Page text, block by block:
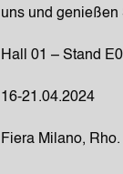
uns und genießen
Hall 01 – Stand
16-21.04.2024
Fiera Milano, Rho.